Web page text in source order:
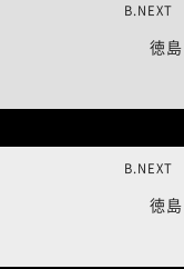
徳島
B.NEXT
徳島
B.NEXT